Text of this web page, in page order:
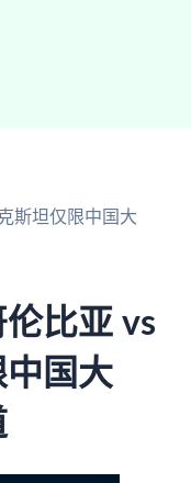
斯坦仅限中国大
比亚 vs
国大